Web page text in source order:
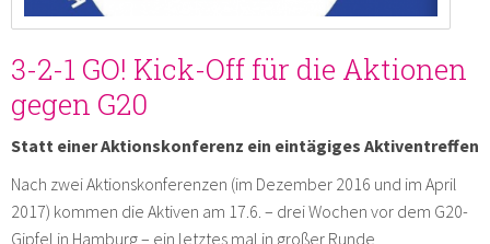
3-2-1 GO! Kick-Off für die Aktionen
gegen G20
Statt einer Aktionskonferenz ein eintägiges Aktiventreffen
Nach zwei Aktionskonferenzen (im Dezember 2016 und im April
2017) kommen die Aktiven am 17.6. – drei Wochen vor dem G20-
Gipfel in Hamburg – ein letztes mal in großer Runde